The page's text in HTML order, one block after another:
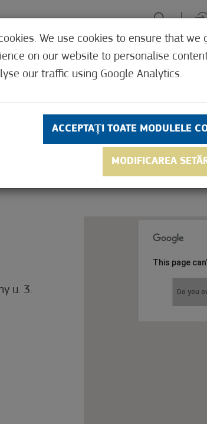
VERDE GYÓGYHELYEK UNDE,
un subiect? Aveți propuneri, sugestii?
mai multe informații despre orașul
u. 3.
This page
Do you
We use cookies to ensure that we
on our website to personalise
our traffic using Google Analytics.
ACCEPTAȚI TOATE MODULELE
MODIFICAREA